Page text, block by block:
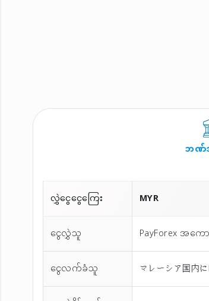
ဘဏ်
လွှဲငွေငွေကြေး
MYR
ငွေလွှဲသူ
PayForex အကေ
ငွေလက်ခံသူ
マレーシア国内